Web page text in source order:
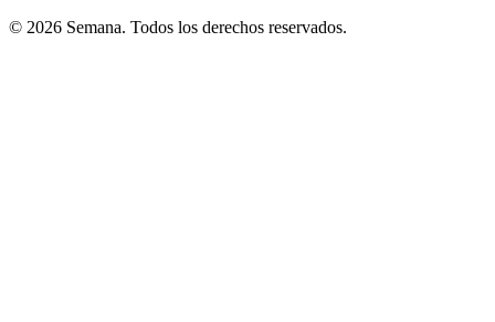
© 2026 Semana. Todos los derechos reservados.